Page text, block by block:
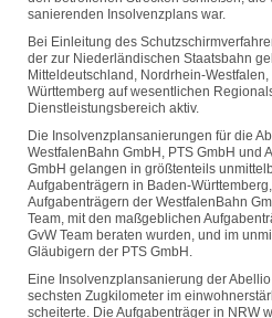
sanierenden Insolvenzplans war.
Bei Einleitung des
der zur Niederländischen Staatsbahn
Mitteldeutschland, Nordrhein-
Württemberg auf wesentlichen
Dienstleistungsbereich aktiv.
Die Insolvenzplansanierungen für die
WestfalenBahn GmbH, PTS GmbH und
GmbH gelangen in größtenteils
Aufgabenträgern in Baden-
Aufgabenträgern der WestfalenBahn
Team, mit den maßgeblichen
GvW Team beraten wurden, und im
Gläubigern der PTS GmbH.
Eine Insolvenzplansanierung der
sechsten Zugkilometer im
scheiterte. Die Aufgabenträger in NRW